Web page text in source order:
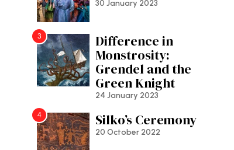
30 January 2023
3
Difference in
Monstrosity:
Grendel and the
Green Knight
24 January 2023
4 Silko’s Ceremony
20 October 2022